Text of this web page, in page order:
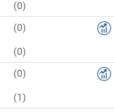
(0)
(0)
(0)
(0)
(1)